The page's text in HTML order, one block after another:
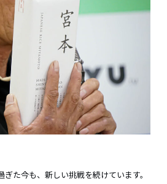
た今も、新しい挑戦を続けています。